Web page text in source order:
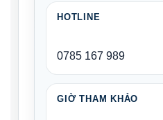
HOTLINE
0785 167 989
GIỜ THAM KHẢO